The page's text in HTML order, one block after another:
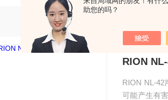
助您的吗？
RION
RION NL-42
可能产生有